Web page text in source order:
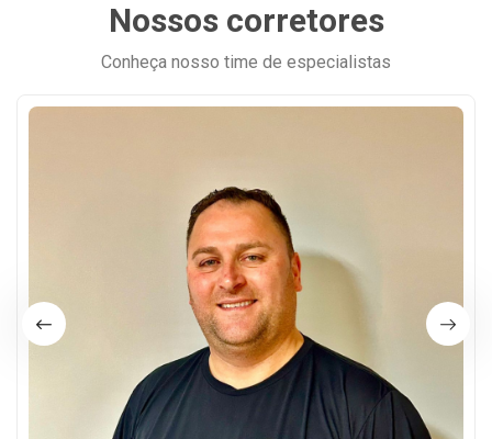
Nossos corretores
Conheça nosso time de especialistas